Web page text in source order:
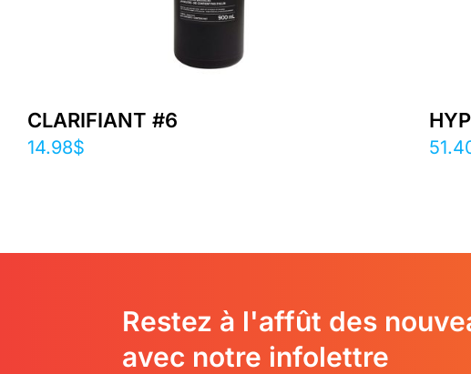
CLARIFIANT #6
14.98$
Restez à l'affût des
avec notre infolettre